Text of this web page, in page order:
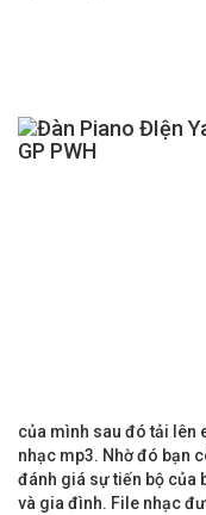
của mình sau đó tải lên
nhạc mp3. Nhờ đó bạn
đánh giá sự tiến bộ của
và gia đình. File nhạc